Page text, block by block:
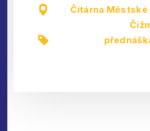
Čítárna